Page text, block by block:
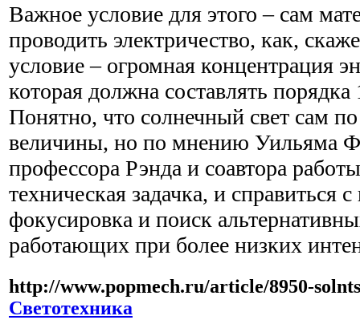
Важное условие для этого – сам
проводить электричество, как,
условие – огромная концентрация
которая должна составлять
Понятно, что солнечный свет сам по
величины, но по мнению Уильяма
профессора Рэнда и соавтора
техническая задачка, и справиться
фокусировка и поиск
работающих при более низких
http://www.popmech.ru/article/8950-
Светотехника